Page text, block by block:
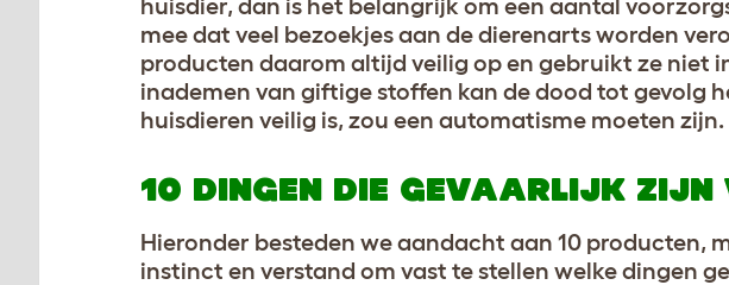
huisdier, dan is het belangrijk om een aantal
mee dat veel bezoekjes aan de dierenarts worden
producten daarom altijd veilig op en gebruikt ze niet
inademen van giftige stoffen kan de dood tot gevolg
huisdieren veilig is, zou een automatisme moeten zijn.
10 DINGEN DIE GEVAARLIJK ZIJN
Hieronder besteden we aandacht aan 10 producten,
instinct en verstand om vast te stellen welke dingen